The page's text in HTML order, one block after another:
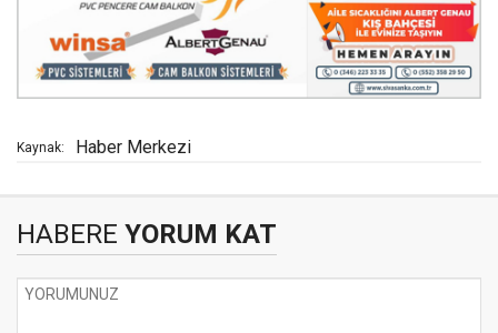
Kaynak: Haber Merkezi
HABERE YORUM KAT